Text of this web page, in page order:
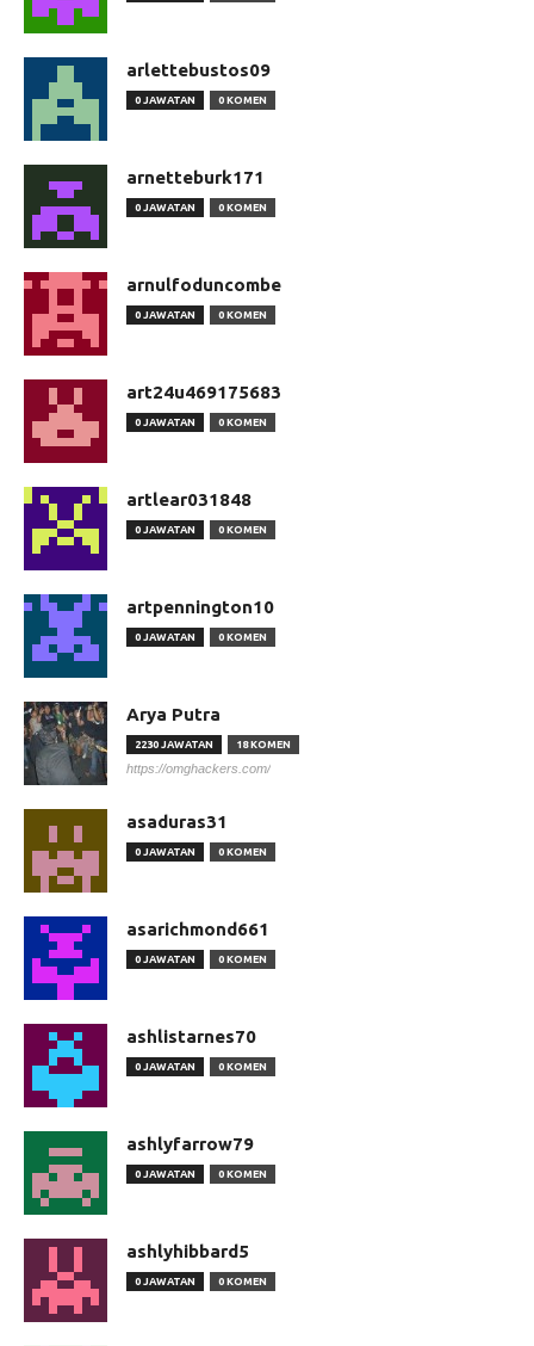
arlettebustos09
0 JAWATAN 0 KOMEN
arnetteburk171
0 JAWATAN 0 KOMEN
arnulfoduncombe
0 JAWATAN 0 KOMEN
art24u469175683
0 JAWATAN 0 KOMEN
artlear031848
0 JAWATAN 0 KOMEN
artpennington10
0 JAWATAN 0 KOMEN
Arya Putra
2230 JAWATAN 18 KOMEN
https://omghackers.com/
asaduras31
0 JAWATAN 0 KOMEN
asarichmond661
0 JAWATAN 0 KOMEN
ashlistarnes70
0 JAWATAN 0 KOMEN
ashlyfarrow79
0 JAWATAN 0 KOMEN
ashlyhibbard5
0 JAWATAN 0 KOMEN